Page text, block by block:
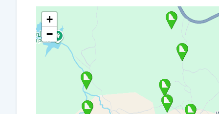
+
−